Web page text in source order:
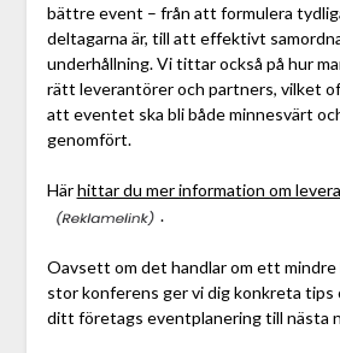
bättre event – från att formulera
deltagarna är, till att effektivt
underhållning. Vi tittar också på hur
rätt leverantörer och partners, vilket
att eventet ska bli både minnesvärt
genomfört.
Härhittar du mer information om
.
Oavsett om det handlar om ett
stor konferens ger vi dig konkreta tips
ditt företags eventplanering till nästa